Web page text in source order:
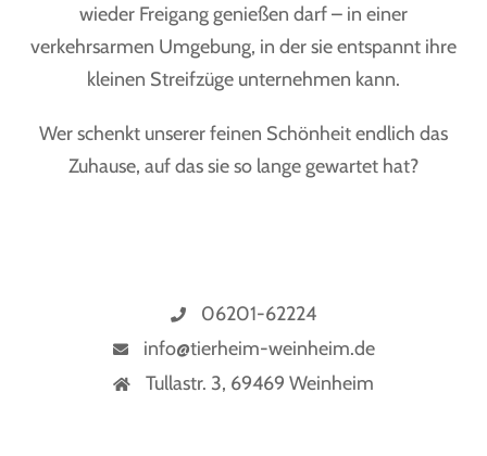
wieder Freigang genießen darf – in einer
verkehrsarmen Umgebung, in der sie entspannt ihre
kleinen Streifzüge unternehmen kann.
Wer schenkt unserer feinen Schönheit endlich das
Zuhause, auf das sie so lange gewartet hat?
06201-62224
info@tierheim-weinheim.de
Tullastr. 3, 69469 Weinheim